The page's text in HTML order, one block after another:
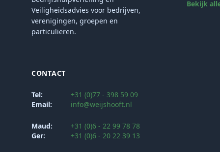
Veiligheidsadvies voor bedrijven,
verenigingen, groepen en
particulieren.
Bekijk
CONTACT
Tel:
+31 (0)77 - 398 59 09
Email:
info@weijshooft.nl
Maud:
+31 (0)6 - 22 99 78 78
Ger:
+31 (0)6 - 20 22 39 13